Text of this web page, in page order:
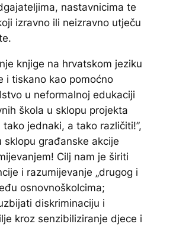
nastavnicima te
izravno ili neizravno utječu
knjige na hrvatskom jeziku
i tiskano kao pomoćno
u neformalnoj edukaciji
škola u sklopu projekta
tako jednaki, a tako različiti!”,
sklopu građanske akcije
Cilj nam je širiti
i razumijevanje „drugog i
osnovnoškolcima;
diskriminaciju i
kroz senzibiliziranje djece i